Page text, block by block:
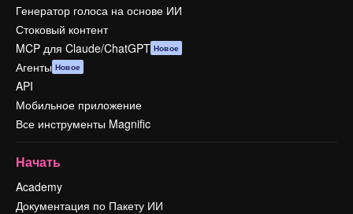
Генератор голоса на основе ИИ
Стоковый контент
MCP для Claude/ChatGPT Новое
Агенты Новое
API
Мобильное приложение
Все инструменты Magnific
Начать
Academy
Документация по Пакету ИИ